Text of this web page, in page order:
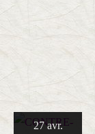
27 avr.